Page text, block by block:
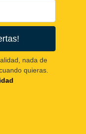
nada de
quieras.